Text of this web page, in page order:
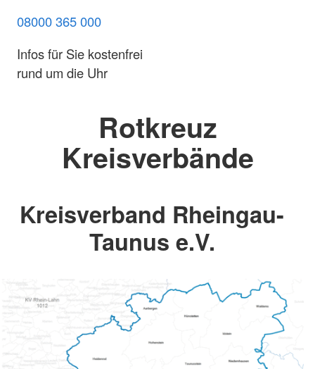
08000 365 000
Infos für Sie kostenfrei
rund um die Uhr
Rotkreuz
Kreisverbände
Kreisverband Rheingau-
Taunus e.V.